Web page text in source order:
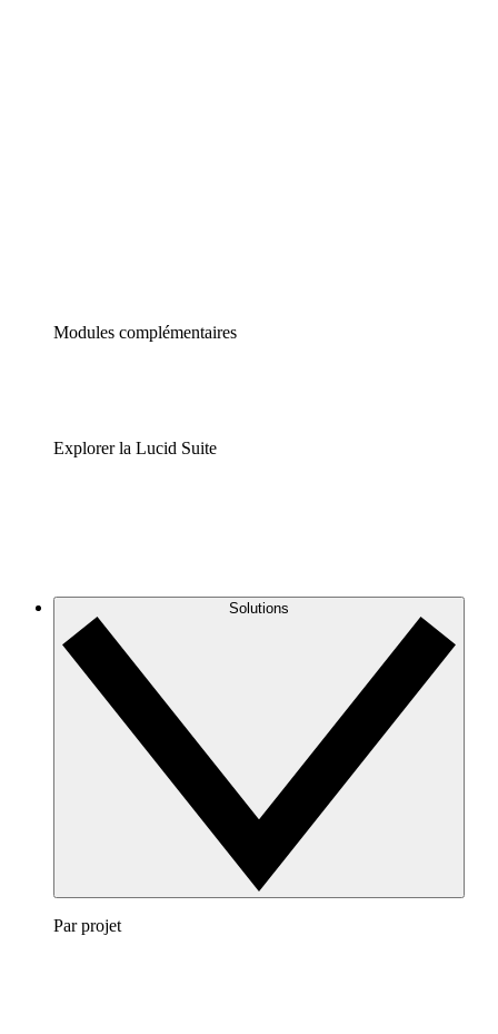
Modules complémentaires
Explorer la Lucid Suite
Solutions
Par projet